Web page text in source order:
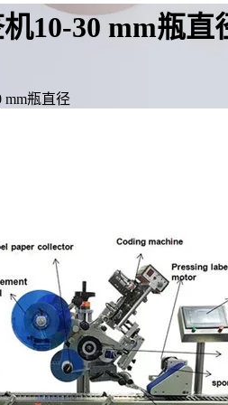
10-30 mm瓶直
mm瓶直径